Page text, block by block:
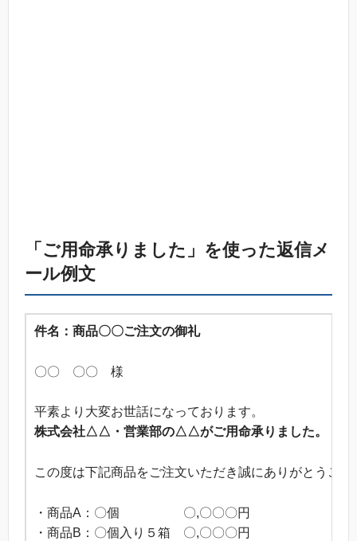
「ご用命承りました」を使った返信メ
ール例文
件名：商品〇〇ご注文の御礼
〇〇 〇〇 様
平素より大変お世話になっております。
株式会社△△・営業部の△△がご用命承りました。
この度は下記商品をご注文いただき誠にありがとうござ
・商品A：〇個 〇,〇〇〇円
・商品B：〇個入り５箱 〇,〇〇〇円